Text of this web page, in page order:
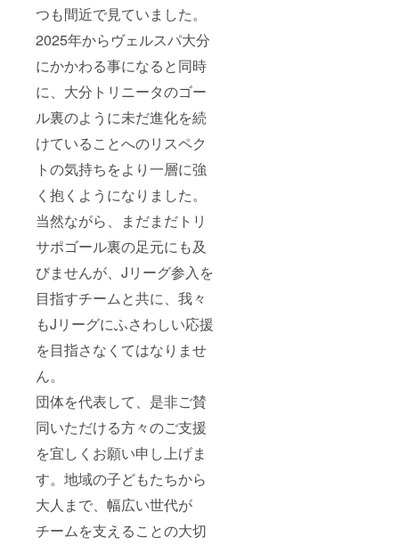
つも間近で見ていました。
2025年からヴェルスパ大分
にかかわる事になると同時
に、大分トリニータのゴー
ル裏のように未だ進化を続
けていることへのリスペク
トの気持ちをより一層に強
く抱くようになりました。
当然ながら、まだまだトリ
サポゴール裏の足元にも及
びませんが、Jリーグ参入を
目指すチームと共に、我々
もJリーグにふさわしい応援
を目指さなくてはなりませ
ん。
団体を代表して、是非ご賛
同いただける方々のご支援
を宜しくお願い申し上げま
す。地域の子どもたちから
大人まで、幅広い世代が
チームを支えることの大切